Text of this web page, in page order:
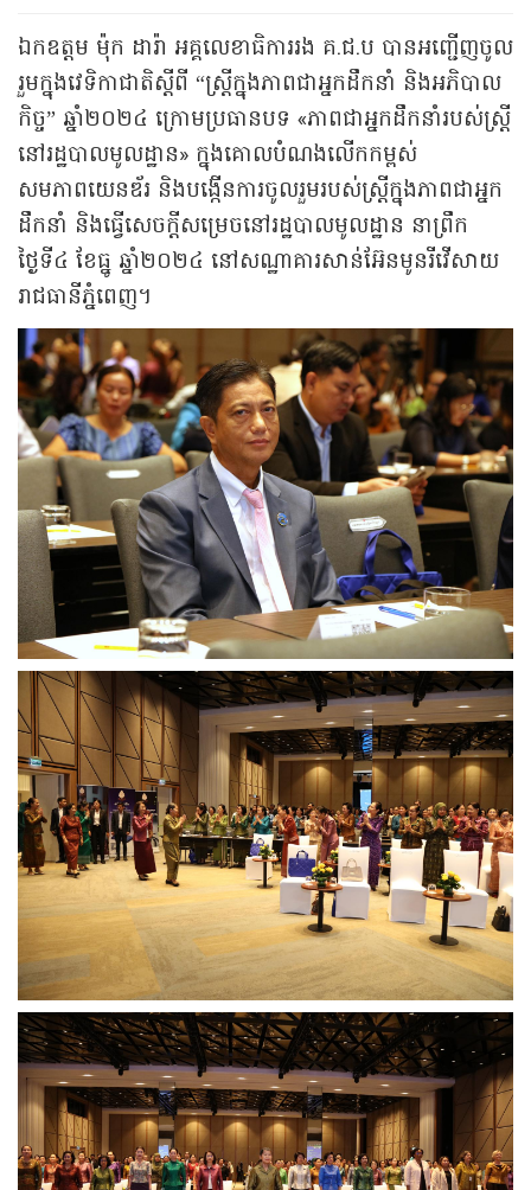
ឯកឧត្តម ម៉ុក ដារ៉ា អគ្គលេខាធិការរង គ.ជ.ប បានអញ្ជើញចូល
រួមក្នុងវេទិកាជាតិស្តីពី “ស្ត្រីក្នុងភាពជាអ្នកដឹកនាំ និងអភិបាល
កិច្ច” ឆ្នាំ២០២៤ ក្រោមប្រធានបទ «ភាពជាអ្នកដឹកនាំរបស់ស្ត្រី
នៅរដ្ឋបាលមូលដ្ឋាន» ក្នុងគោលបំណងលើកកម្ពស់
សមភាពយេនឌ័រ និងបង្កើនការចូលរួមរបស់ស្ត្រីក្នុងភាពជាអ្នក
ដឹកនាំ និងធ្វើសេចក្តីសម្រេចនៅរដ្ឋបាលមូលដ្ឋាន នាព្រឹក
ថ្ងៃទី៤ ខែធ្នូ ឆ្នាំ២០២៤ នៅសណ្ឋាគារសាន់អ៊ែនមូនរីវើសាយ
រាជធានីភ្នំពេញ។